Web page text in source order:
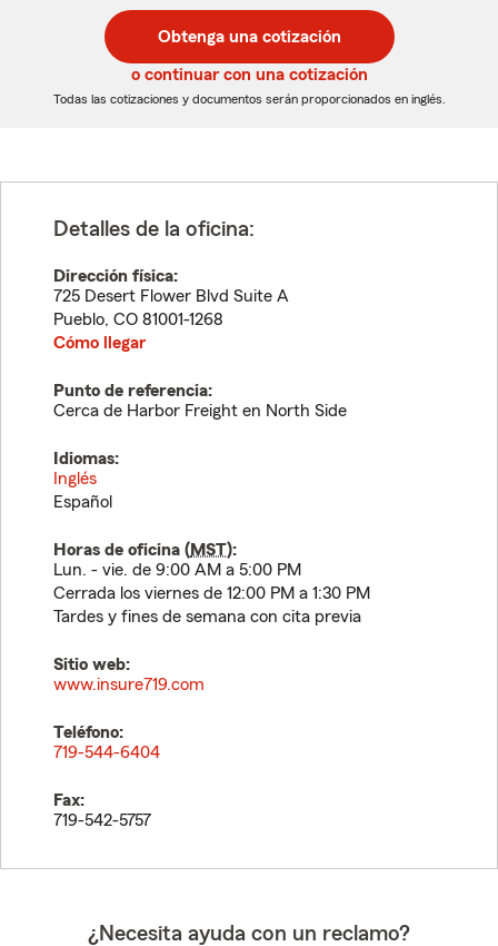
de
5
dígitos
de
5
dígitos
Obtenga una cotización
o continuar con una cotización
Todas las cotizaciones y documentos serán proporcionados en inglés.
Detalles de la oficina:
Dirección física:
725 Desert Flower Blvd Suite A
Pueblo, CO 81001-1268
Cómo llegar
Punto de referencia:
Cerca de Harbor Freight en North Side
Idiomas:
Inglés
Español
Horas de oficina (MST):
Lun. - vie. de 9:00 AM a 5:00 PM
Cerrada los viernes de 12:00 PM a 1:30 PM
Tardes y fines de semana con cita previa
Sitio web:
www.insure719.com
Teléfono:
719-544-6404
Fax:
719-542-5757
¿Necesita ayuda con un reclamo?